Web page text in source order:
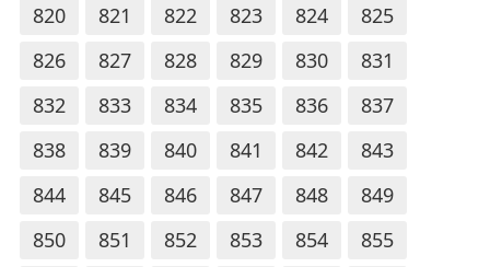
820
821 822 823 824
825
826
827 828 829 830
831
832
833 834 835 836
837
838
839 840 841 842
843
844
845 846 847 848
849
850
851 852 853 854
855